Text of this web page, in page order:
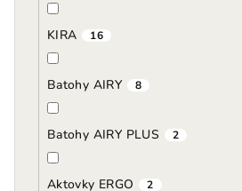
KIRA 16
Batohy AIRY 8
Batohy AIRY PLUS 2
Aktovky ERGO 2